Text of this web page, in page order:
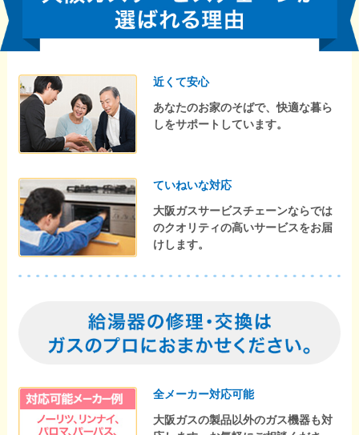
近くて安心
あなたのお家のそばで、快適な暮ら
しをサポートしています。
ていねいな対応
大阪ガスサービスチェーンならでは
のクオリティの高いサービスをお届
けします。
全メーカー対応可能
大阪ガスの製品以外のガス機器も対